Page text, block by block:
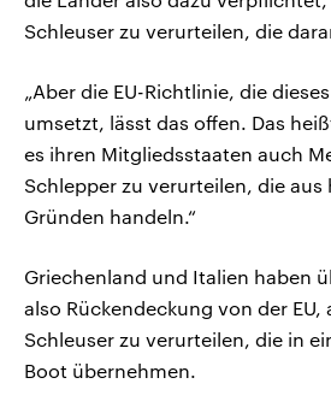
Schleuser zu verurteilen, die
„Aber die EU-Richtlinie, die
umsetzt, lässt das offen. Das
es ihren Mitgliedsstaaten auch
Schlepper zu verurteilen, die aus
Gründen handeln.“
Griechenland und Italien haben
also Rückendeckung von der
Schleuser zu verurteilen, die in
Boot übernehmen.